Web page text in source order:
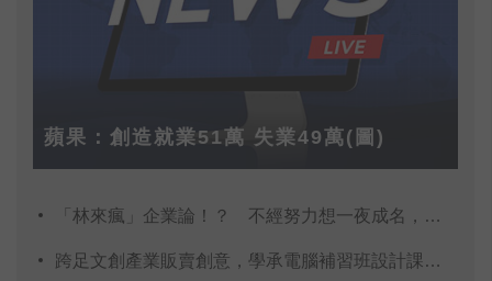
蘋果：創造就業51萬 失業49萬(圖)
「林來瘋」企業論！？ 不經努力想一夜成名，難！
跨足文創產業販賣創意，學承電腦補習班設計課程詢問